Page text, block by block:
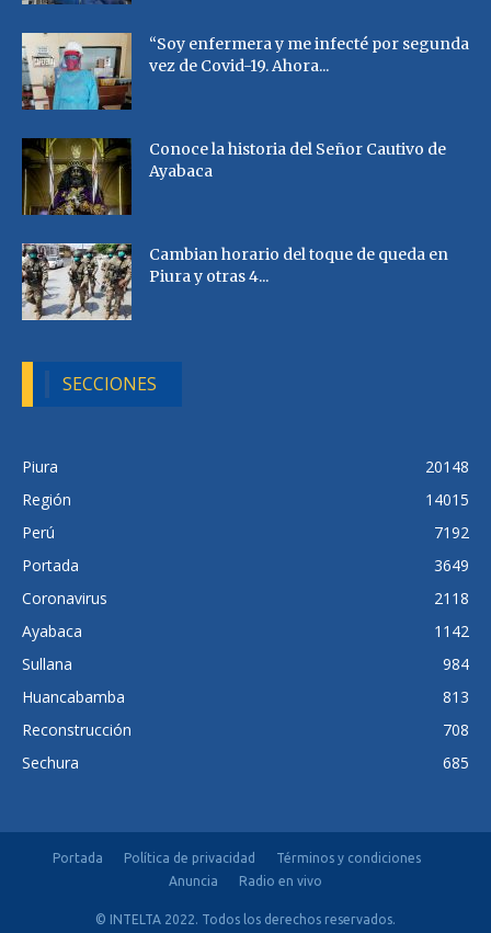
“Soy enfermera y me infecté por segunda
vez de Covid-19. Ahora...
Conoce la historia del Señor Cautivo de
Ayabaca
Cambian horario del toque de queda en
Piura y otras 4...
SECCIONES
Piura
20148
Región
14015
Perú
7192
Portada
3649
Coronavirus
2118
Ayabaca
1142
Sullana
984
Huancabamba
813
Reconstrucción
708
Sechura
685
Portada Política de privacidad
Términos y condiciones
Anuncia
Radio en vivo
© INTELTA 2022. Todos los derechos reservados.